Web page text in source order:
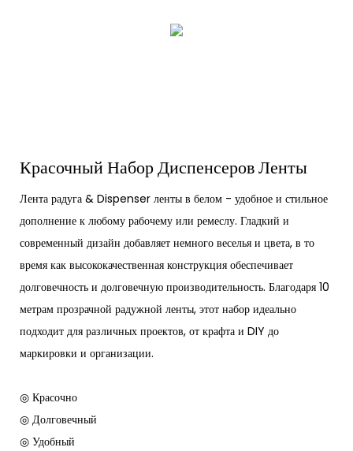
Красочный Набор Диспенсеров Ленты
Лента радуга & Dispenser ленты в белом - удобное и стильное
дополнение к любому рабочему или ремеслу. Гладкий и
современный дизайн добавляет немного веселья и цвета, в то
время как высококачественная конструкция обеспечивает
долговечность и долговечную производительность. Благодаря 10
метрам прозрачной радужной ленты, этот набор идеально
подходит для различных проектов, от крафта и DIY до
маркировки и организации.
◎ Красочно
◎ Долговечный
◎ Удобный